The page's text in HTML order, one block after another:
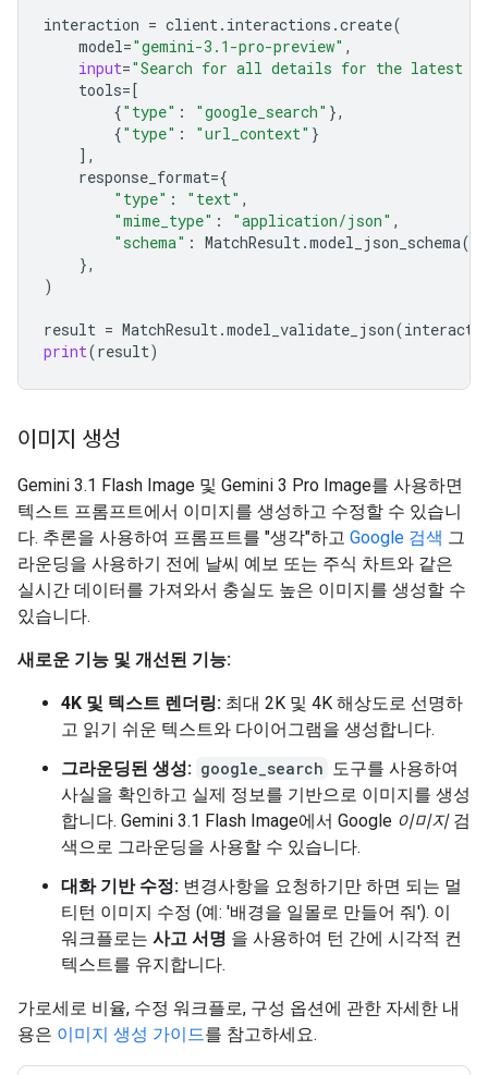
interaction = client. interactions .create(
model="gemini-3.1-pro-preview" ,
input="Search for all details for the latest
tools=[
{"type" : "google_search" },
{"type" : "url_context" }
],
response_format={
"type" : "text" ,
"mime_type" : "application/json" ,
"schema" : MatchResult.model_json_schema()
},
)
result = MatchResult.model_validate_json(
print(result)
이미지 생성
Gemini 3.1 Flash Image 및 Gemini 3 Pro Image를 사용하면
텍스트 프롬프트에서 이미지를 생성하고 수정할 수 있습니
다. 추론을 사용하여 프롬프트를 "생각"하고 Google 검색 그
라운딩을 사용하기 전에 날씨 예보 또는 주식 차트와 같은
실시간 데이터를 가져와서 충실도 높은 이미지를 생성할 수
있습니다.
새로운 기능 및 개선된 기능:
4K 및 텍스트 렌더링: 최대 2K 및 4K 해상도로 선명하
고 읽기 쉬운 텍스트와 다이어그램을 생성합니다.
그라운딩된 생성: google_search 도구를 사용하여
사실을 확인하고 실제 정보를 기반으로 이미지를 생성
합니다. Gemini 3.1 Flash Image에서 Google 이미지검
색으로 그라운딩을 사용할 수 있습니다.
대화 기반 수정: 변경사항을 요청하기만 하면 되는 멀
티턴 이미지 수정 (예: '배경을 일몰로 만들어 줘'). 이
워크플로는 사고 서명 을 사용하여 턴 간에 시각적 컨
텍스트를 유지합니다.
가로세로 비율, 수정 워크플로, 구성 옵션에 관한 자세한 내
용은 이미지 생성 가이드를 참고하세요.